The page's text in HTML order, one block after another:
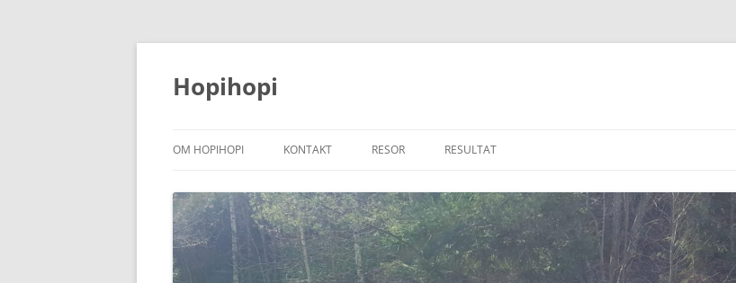
Hoppa
Hopihopi
OM HOPIHOPI KONTAKT RESOR RESULTAT